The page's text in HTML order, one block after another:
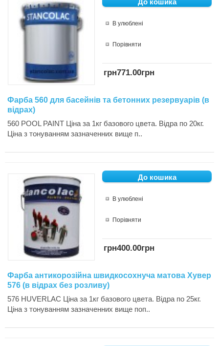
В улюблені
Порівняти
грн771.00грн
Фарба 560 для басейнів та бетонних резервуарів (в
відрах)
560 POOL PAINT Ціна за 1кг базового цвета. Відра по 20кг.
Ціна з тонуванням зазначенних вище п..
В улюблені
Порівняти
грн400.00грн
Фарба антикорозійна швидкосохнуча матова Хувер
576 (в відрах без розливу)
576 HUVERLAC Ціна за 1кг базового цвета. Відра по 25кг.
Ціна з тонуванням зазначенних вище поп..